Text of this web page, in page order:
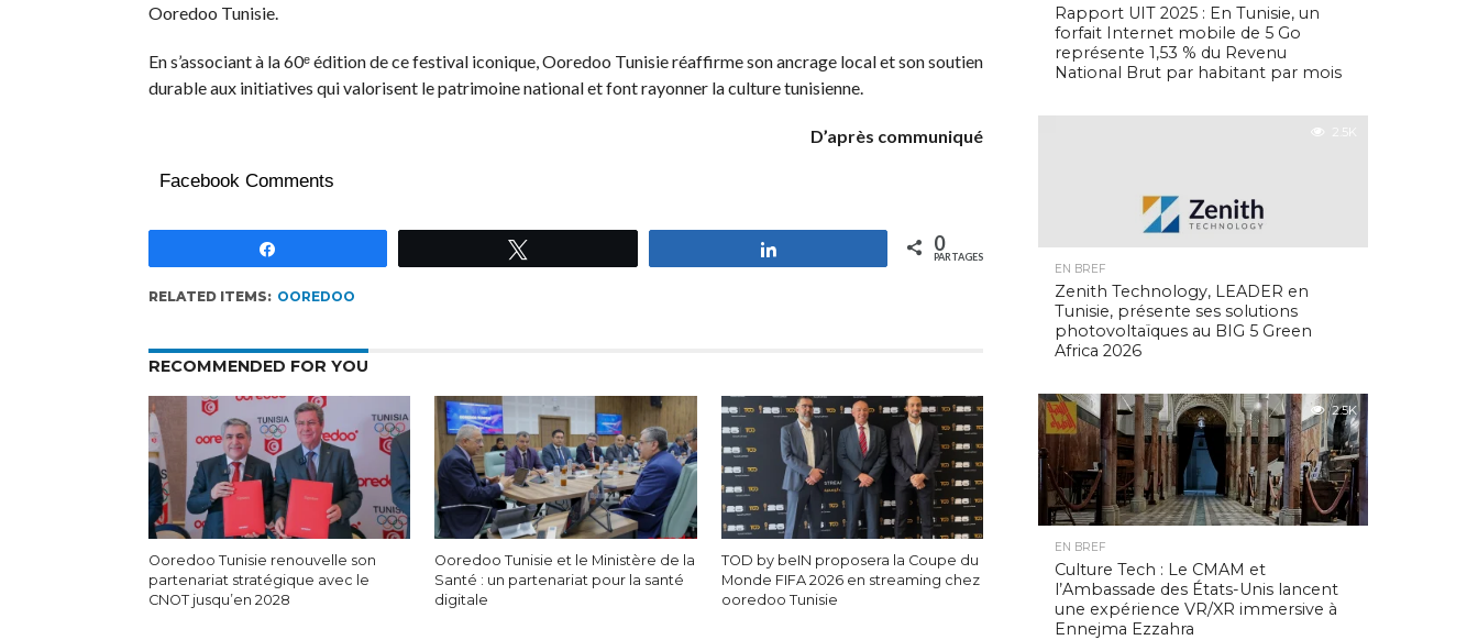
Ooredoo Tunisie.
En s’associant à la 60ᵉ édition de ce festival iconique, Ooredoo Tunisie réaffirme son ancrage local et son soutien
durable aux initiatives qui valorisent le patrimoine national et font rayonner la culture tunisienne.
D’après communiqué
Facebook Comments
0
PARTAGES
RELATED ITEMS: OOREDOO
RECOMMENDED FOR YOU
Ooredoo Tunisie renouvelle son
partenariat stratégique avec le
CNOT jusqu’en 2028
Ooredoo Tunisie et le Ministère de la
Santé : un partenariat pour la santé
digitale
TOD by beIN proposera la Coupe du
Monde FIFA 2026 en streaming chez
ooredoo Tunisie
Rapport UIT 2025 : En Tunisie, un
forfait Internet mobile de 5 Go
représente 1,53 % du Revenu
National Brut par habitant par mois
2.5K
EN BREF
Zenith Technology, LEADER en
Tunisie, présente ses solutions
photovoltaïques au BIG 5 Green
Africa 2026
2.5K
EN BREF
Culture Tech : Le CMAM et
l’Ambassade des États-Unis lancent
une expérience VR/XR immersive à
Ennejma Ezzahra